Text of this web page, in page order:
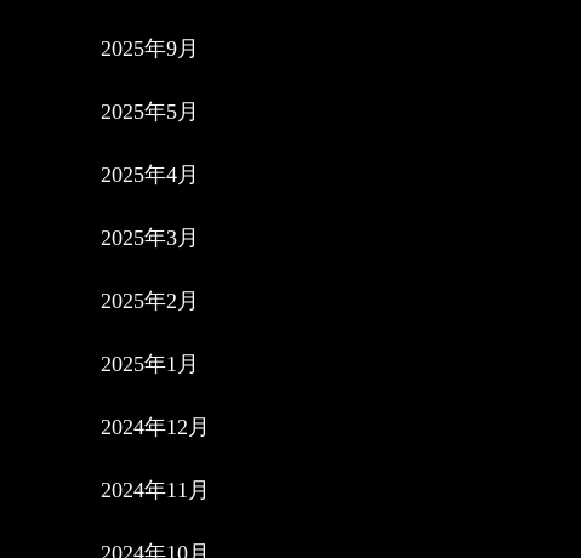
2025年9月
2025年5月
2025年4月
2025年3月
2025年2月
2025年1月
2024年12月
2024年11月